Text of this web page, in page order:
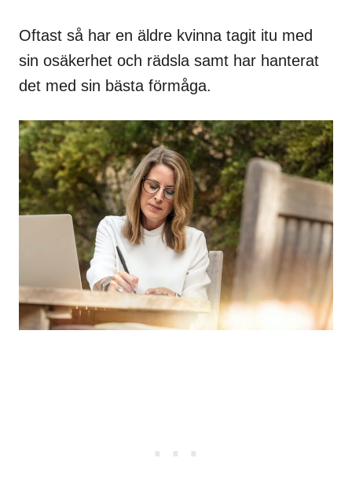
Oftast så har en äldre kvinna tagit itu med
sin osäkerhet och rädsla samt har hanterat
det med sin bästa förmåga.